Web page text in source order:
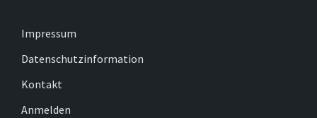
Impressum
Datenschutzinformation
Kontakt
Anmelden